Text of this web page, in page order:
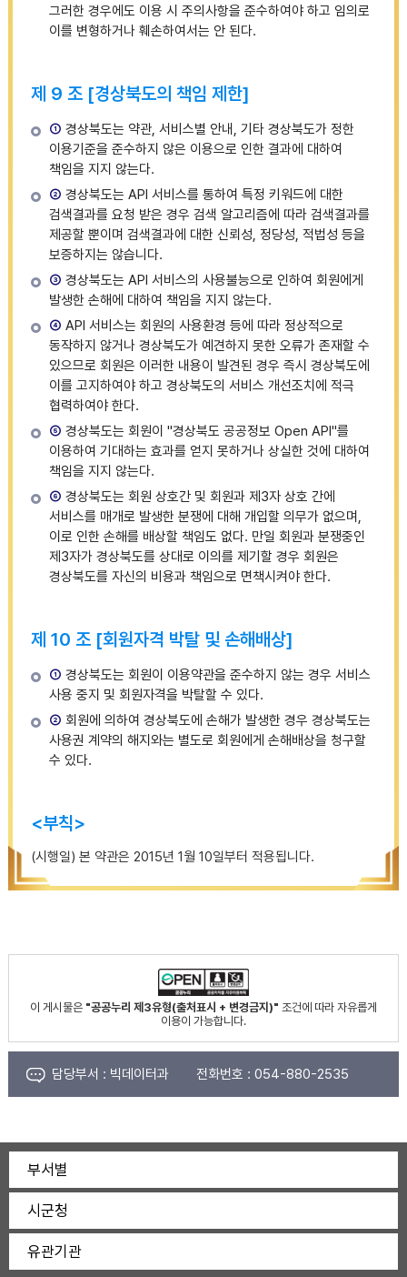
그러한 경우에도 이용 시 주의사항을 준수하여야 하고 임의로
이를 변형하거나 훼손하여서는 안 된다.
제 9 조 [경상북도의 책임 제한]
① 경상북도는 약관, 서비스별 안내, 기타 경상북도가 정한
이용기준을 준수하지 않은 이용으로 인한 결과에 대하여
책임을 지지 않는다.
② 경상북도는 API 서비스를 통하여 특정 키워드에 대한
검색결과를 요청 받은 경우 검색 알고리즘에 따라 검색결과를
제공할 뿐이며 검색결과에 대한 신뢰성, 정당성, 적법성 등을
보증하지는 않습니다.
③ 경상북도는 API 서비스의 사용불능으로 인하여 회원에게
발생한 손해에 대하여 책임을 지지 않는다.
④ API 서비스는 회원의 사용환경 등에 따라 정상적으로
동작하지 않거나 경상북도가 예견하지 못한 오류가 존재할 수
있으므로 회원은 이러한 내용이 발견된 경우 즉시 경상북도에
이를 고지하여야 하고 경상북도의 서비스 개선조치에 적극
협력하여야 한다.
⑤ 경상북도는 회원이 "경상북도 공공정보 Open API"를
이용하여 기대하는 효과를 얻지 못하거나 상실한 것에 대하여
책임을 지지 않는다.
⑥ 경상북도는 회원 상호간 및 회원과 제3자 상호 간에
서비스를 매개로 발생한 분쟁에 대해 개입할 의무가 없으며,
이로 인한 손해를 배상할 책임도 없다. 만일 회원과 분쟁중인
제3자가 경상북도를 상대로 이의를 제기할 경우 회원은
경상북도를 자신의 비용과 책임으로 면책시켜야 한다.
제 10 조 [회원자격 박탈 및 손해배상]
① 경상북도는 회원이 이용약관을 준수하지 않는 경우 서비스
사용 중지 및 회원자격을 박탈할 수 있다.
② 회원에 의하여 경상북도에 손해가 발생한 경우 경상북도는
사용권 계약의 해지와는 별도로 회원에게 손해배상을 청구할
수 있다.
<부칙>
(시행일) 본 약관은 2015년 1월 10일부터 적용됩니다.
이 게시물은 "공공누리 제3유형(출처표시 + 변경금지)" 조건에 따라 자유롭게
이용이 가능합니다.
담당부서 : 빅데이터과 전화번호 : 054-880-2535
부서별
시군청
유관기관